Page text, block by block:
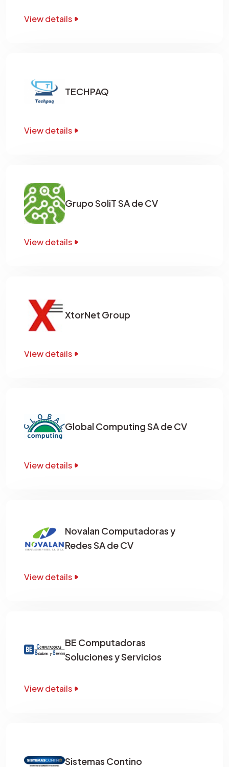
View details
TECHPAQ
View details
Grupo SoliT SA de CV
View details
XtorNet Group
View details
Global Computing SA de CV
View details
Novalan Computadoras y
Redes SA de CV
View details
BE Computadoras
Soluciones y Servicios
View details
Sistemas Contino